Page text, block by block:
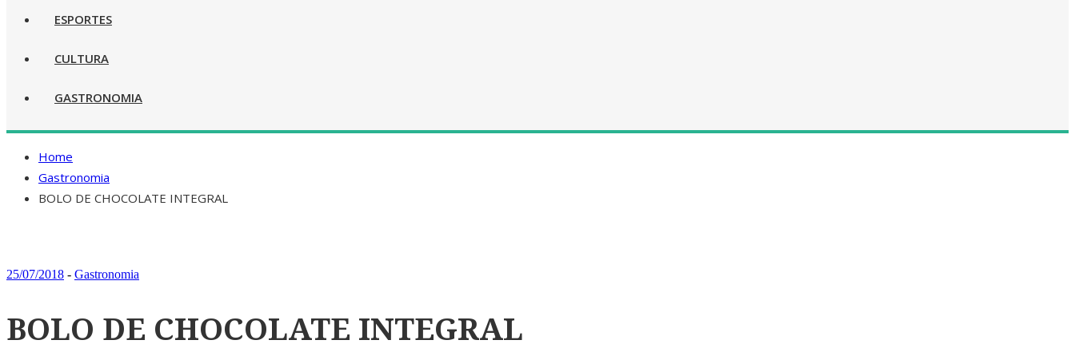
ESPORTES
CULTURA
GASTRONOMIA
Home
Gastronomia
BOLO DE CHOCOLATE INTEGRAL
25/07/2018 - Gastronomia
BOLO DE CHOCOLATE INTEGRAL